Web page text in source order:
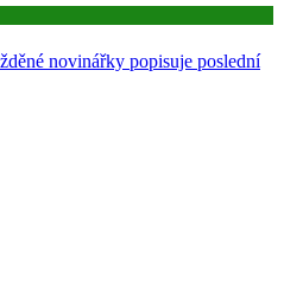
novinářky popisuje poslední